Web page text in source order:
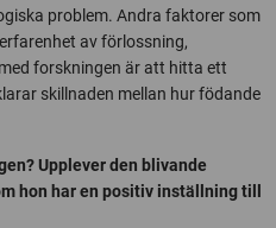
problem. Andra faktorer som
av förlossning,
forskningen är att hitta ett
skillnaden mellan hur födande
Upplever den blivande
hon har en positiv inställning till